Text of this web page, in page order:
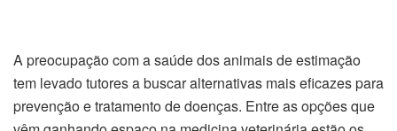
A preocupação com a saúde dos animais de estimação
tem levado tutores a buscar alternativas mais eficazes para
prevenção e tratamento de doenças. Entre as opções que